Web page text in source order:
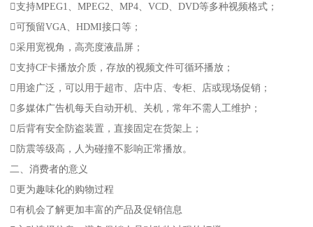
支持MPEG1、MPEG2、MP4、VCD、DVD等多种视频格式；
可预留VGA、HDMI接口等；
采用宽视角，高亮度液晶屏；
支持CF卡播放介质，存放的视频文件可循环播放；
用途广泛，可以用于超市、店中店、专柜、店或现场促销；
多媒体广告机每天自动开机、关机，常年不需人工维护；
后背有安全防盗装置，直接固定在货架上；
防震等级高，人为碰撞不影响正常播放。
二、消费者的意义
更为趣味化的购物过程
有机会了解更加丰富的产品及促销信息